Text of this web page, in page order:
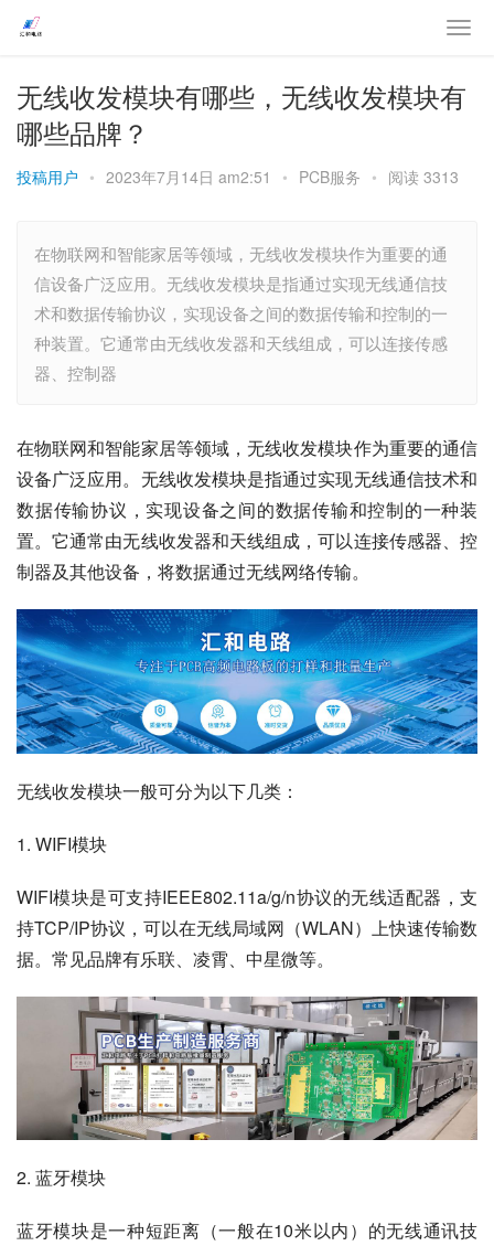
无线收发模块有哪些，无线收发模块有
哪些品牌？
投稿用户 • 2023年7月14日 am2:51 • PCB服务 • 阅读 3313
在物联网和智能家居等领域，无线收发模块作为重要的通
信设备广泛应用。无线收发模块是指通过实现无线通信技
术和数据传输协议，实现设备之间的数据传输和控制的一
种装置。它通常由无线收发器和天线组成，可以连接传感
器、控制器
在物联网和智能家居等领域，无线收发模块作为重要的通信
设备广泛应用。无线收发模块是指通过实现无线通信技术和
数据传输协议，实现设备之间的数据传输和控制的一种装
置。它通常由无线收发器和天线组成，可以连接传感器、控
制器及其他设备，将数据通过无线网络传输。
无线收发模块一般可分为以下几类：
1. WIFI模块
WIFI模块是可支持IEEE802.11a/g/n协议的无线适配器，支
持TCP/IP协议，可以在无线局域网（WLAN）上快速传输数
据。常见品牌有乐联、凌霄、中星微等。
2. 蓝牙模块
蓝牙模块是一种短距离（一般在10米以内）的无线通讯技